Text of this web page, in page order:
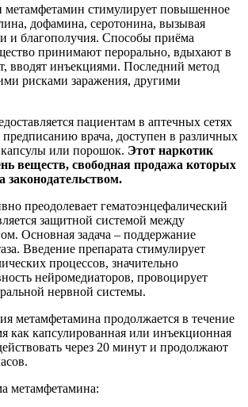
метамфетамин стимулирует повышенное
дофамина, серотонина, вызывая
и благополучия. Способы приёма
принимают перорально, вдыхают в
вводят инъекциями. Последний метод
рисками заражения, другими
пациентам в аптечных сетях
врача, доступен в различных
или порошок. Этот наркотик
веществ, свободная продажа которых
законодательством.
преодолевает гематоэнцефалический
защитной системой между
Основная задача – поддержание
Введение препарата стимулирует
процессов, значительно
нейромедиаторов, провоцирует
нервной системы.
метамфетамина продолжается в течение
как капсулированная или инъекционная
через 20 минут и продолжают
метамфетамина: